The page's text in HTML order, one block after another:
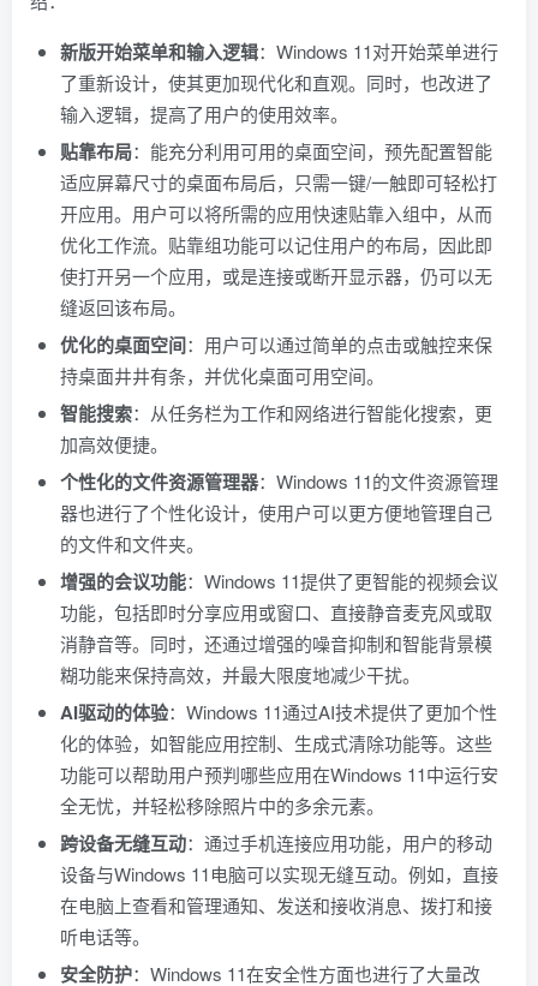
新版开始菜单和输入逻辑：Windows 11对开始菜单进行
了重新设计，使其更加现代化和直观。同时，也改进了
输入逻辑，提高了用户的使用效率。
贴靠布局：能充分利用可用的桌面空间，预先配置智能
适应屏幕尺寸的桌面布局后，只需一键/一触即可轻松打
开应用。用户可以将所需的应用快速贴靠入组中，从而
优化工作流。贴靠组功能可以记住用户的布局，因此即
使打开另一个应用，或是连接或断开显示器，仍可以无
缝返回该布局。
优化的桌面空间：用户可以通过简单的点击或触控来保
持桌面井井有条，并优化桌面可用空间。
智能搜索：从任务栏为工作和网络进行智能化搜索，更
加高效便捷。
个性化的文件资源管理器：Windows 11的文件资源管理
器也进行了个性化设计，使用户可以更方便地管理自己
的文件和文件夹。
增强的会议功能：Windows 11提供了更智能的视频会议
功能，包括即时分享应用或窗口、直接静音麦克风或取
消静音等。同时，还通过增强的噪音抑制和智能背景模
糊功能来保持高效，并最大限度地减少干扰。
AI驱动的体验：Windows 11通过AI技术提供了更加个性
化的体验，如智能应用控制、生成式清除功能等。这些
功能可以帮助用户预判哪些应用在Windows 11中运行安
全无忧，并轻松移除照片中的多余元素。
跨设备无缝互动：通过手机连接应用功能，用户的移动
设备与Windows 11电脑可以实现无缝互动。例如，直接
在电脑上查看和管理通知、发送和接收消息、拨打和接
听电话等。
安全防护：Windows 11在安全性方面也进行了大量改